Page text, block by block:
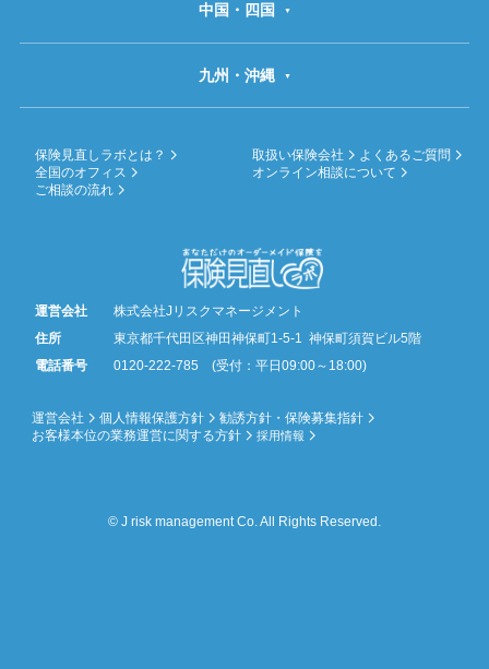
中国・四国
九州・沖縄
保険見直しラボとは？
全国のオフィス
ご相談の流れ
取扱い保険会社
よくあるご質問
オンライン相談について
運営会社
株式会社Jリスクマネージメント
住所
東京都千代田区神田神保町1-5-1 神保町須賀ビル5階
電話番号
0120-222-785 (受付：平日09:00～18:00)
運営会社 個人情報保護方針
勧誘方針・保険募集指針
お客様本位の業務運営に関する方針
採用情報
© J risk management Co. All Rights Reserved.